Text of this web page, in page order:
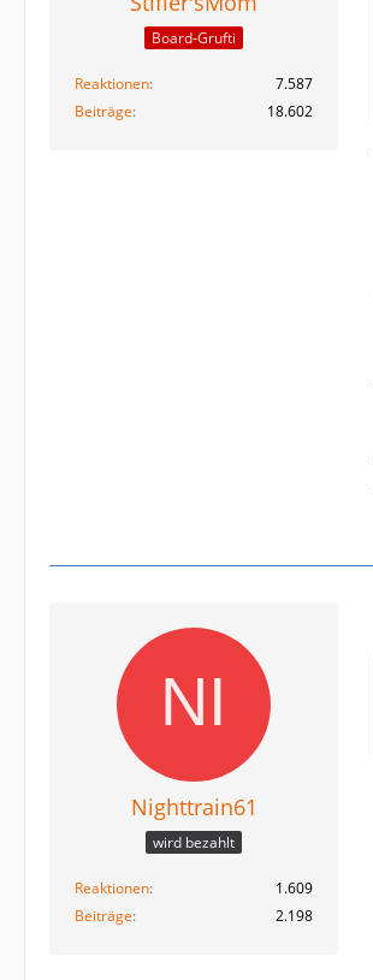
Board-Grufti
Reaktionen
7.587
Beiträge
18.602
Nighttrain61
wird bezahlt
Reaktionen
1.609
Beiträge
2.198